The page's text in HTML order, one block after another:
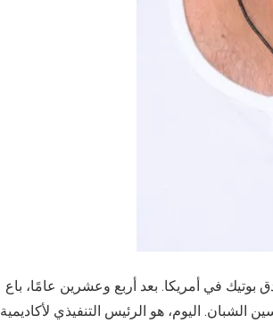
في أمريكا. بعد أربع وعشرين عامًا، باع
اليوم، هو الرئيس التنفيذي لأكاديمية